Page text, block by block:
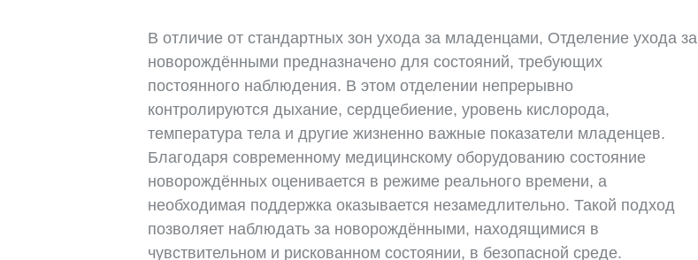
В отличие от стандартных зон ухода за младенцами, Отделение ухода за
новорождёнными предназначено для состояний, требующих
постоянного наблюдения. В этом отделении непрерывно
контролируются дыхание, сердцебиение, уровень кислорода,
температура тела и другие жизненно важные показатели младенцев.
Благодаря современному медицинскому оборудованию состояние
новорождённых оценивается в режиме реального времени, а
необходимая поддержка оказывается незамедлительно. Такой подход
позволяет наблюдать за новорождёнными, находящимися в
чувствительном и рискованном состоянии, в безопасной среде.